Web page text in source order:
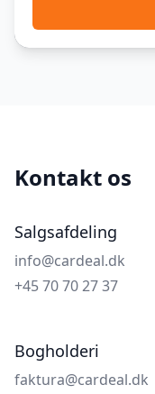
Kontakt os
Salgsafdeling
info@cardeal.dk
+45 70 70 27 37
Bogholderi
faktura@cardeal.dk